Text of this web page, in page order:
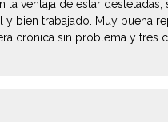
la ventaja de estar
bien trabajado. Muy buena
crónica sin problema y tres